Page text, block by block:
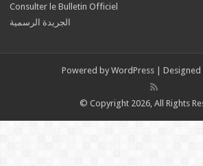
Consulter le Bulletin Officiel
الجريدة الرسمية
Powered by WordPress | Designed
© Copyright 2026, All Rights